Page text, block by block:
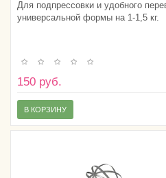
Для подпрессовки и удобного
универсальной формы на 1-1,5 кг.
150 руб.
В КОРЗИНУ